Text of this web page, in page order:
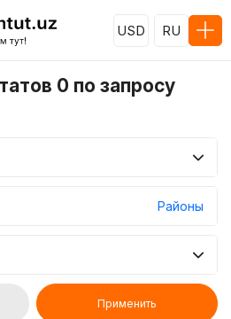
USD RU
0 по запросу
Районы
Применить